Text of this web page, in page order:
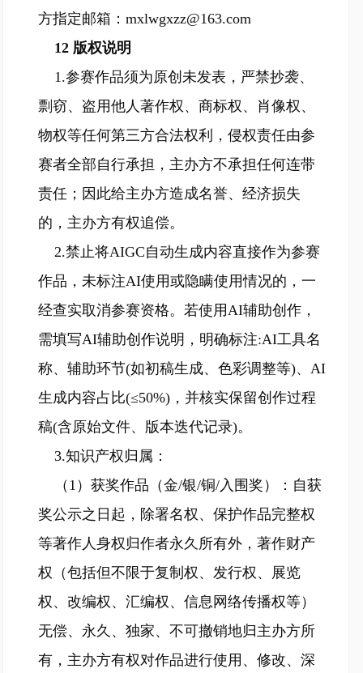
方指定邮箱：mxlwgxzz@163.com
12 版权说明
1.参赛作品须为原创未发表，严禁抄袭、
剽窃、盗用他人著作权、商标权、肖像权、
物权等任何第三方合法权利，侵权责任由参
赛者全部自行承担，主办方不承担任何连带
责任；因此给主办方造成名誉、经济损失
的，主办方有权追偿。
2.禁止将AIGC自动生成内容直接作为参赛
作品，未标注AI使用或隐瞒使用情况的，一
经查实取消参赛资格。若使用AI辅助创作，
需填写AI辅助创作说明，明确标注:AI工具名
称、辅助环节(如初稿生成、色彩调整等)、AI
生成内容占比(≤50%)，并核实保留创作过程
稿(含原始文件、版本迭代记录)。
3.知识产权归属：
（1）获奖作品（金/银/铜/入围奖）：自获
奖公示之日起，除署名权、保护作品完整权
等著作人身权归作者永久所有外，著作财产
权（包括但不限于复制权、发行权、展览
权、改编权、汇编权、信息网络传播权等）
无偿、永久、独家、不可撤销地归主办方所
有，主办方有权对作品进行使用、修改、深